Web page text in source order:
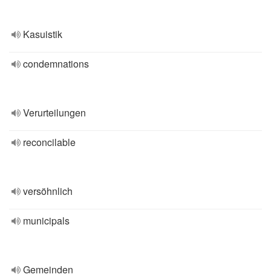
Kasuistik
condemnations
Verurteilungen
reconcilable
versöhnlich
municipals
Gemeinden